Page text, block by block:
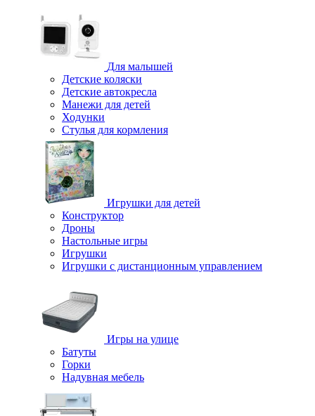
Для малышей
Детские коляски
Детские автокресла
Манежи для детей
Ходунки
Стулья для кормления
Игрушки для детей
Конструктор
Дроны
Настольные игры
Игрушки
Игрушки c дистанционным управлением
Игры на улице
Батуты
Горки
Надувная мебель